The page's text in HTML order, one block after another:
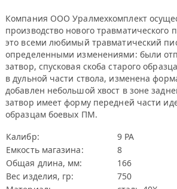
Компания ООО Уралмехкомплект
производство нового травматического
это всеми любимый травматический
определенными изменениями: были
затвор, спусковая скоба старого
в дульной части ствола, изменена
добавлен небольшой хвост в зоне
затвор имеет форму передней части
образцам боевых ПМ.
Калибр:
9 РА
Емкость магазина:
8
Общая длина, мм:
166
Вес изделия, гр:
750